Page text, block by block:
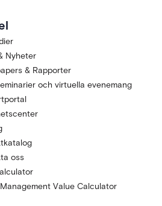
Nyheter
& Rapporter
och virtuella evenemang
oss
Value Calculator